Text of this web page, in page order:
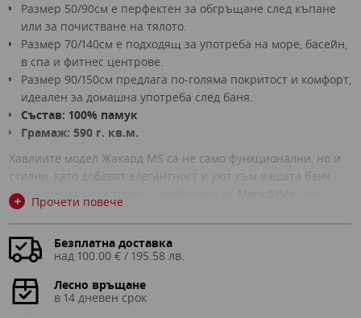
Размер 50/90см е перфектен за обгръщане след къпане
или за почистване на тялото.
Размер 70/140см е подходящ за употреба на море, басейн,
в спа и фитнес центрове.
Размер 90/150см предлага по-голяма покритост и комфорт,
идеален за домашна употреба след баня.
Състав: 100% памук
Грамаж: 590 г. кв.м.
Хавлиите модел Жакард MS са не само функционални, но и
стилни, като добавят елегантност и уют към вашата баня.
Заложете на качеството и удобството от
насладете на приятния чувствен момент след всяка баня
или душ.
Изображенията са илюстративни и има допустими разлики
в цветовете на реалния продукт
в зависимост от какво устройство гледате снимката!
+ Прочети повече
Безплатна доставка
над 100.00 € / 195.58 лв.
Лесно връщане
в 14 дневен срок